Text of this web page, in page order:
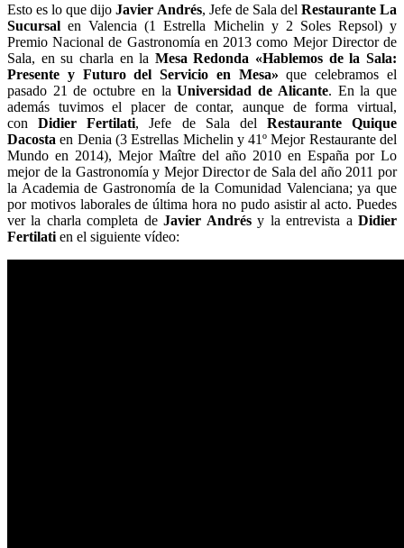
Esto es lo que dijoJavier Andrés, Jefe de Sala del Restaurante La
Sucursal en Valencia (1 Estrella Michelin y 2 Soles Repsol) y
Premio Nacional de Gastronomía en 2013 como Mejor Director de
Sala, en su charla en la Mesa Redonda «Hablemos de la Sala:
Presente y Futuro del Servicio en Mesa» que celebramos el
pasado 21 de octubre en laUniversidad de Alicante. En la que
además tuvimos el placer de contar, aunque de forma virtual,
conDidier Fertilati, Jefe de Sala del Restaurante Quique
Dacosta en Denia (3 Estrellas Michelin y 41º Mejor Restaurante del
Mundo en 2014), Mejor Maître del año 2010 en España por Lo
mejor de la Gastronomía y Mejor Director de Sala del año 2011 por
la Academia de Gastronomía de la Comunidad Valenciana; ya que
por motivos laborales de última hora no pudo asistir al acto. Puedes
ver la charla completa deJavier Andrésy la entrevista aDidier
Fertilati en el siguiente vídeo: